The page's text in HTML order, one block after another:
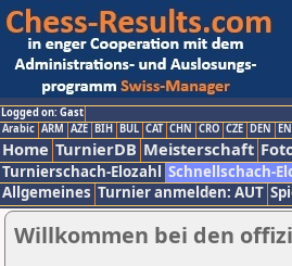
Logged on: Gast
Arabic ARM AZE BIH BUL CAT CHN CRO CZE DEN
Home TurnierDB Meisterschaft
Turnierschach-Elozahl Schnellschach-
Allgemeines Turnier anmelden: AUT
Willkommen bei den